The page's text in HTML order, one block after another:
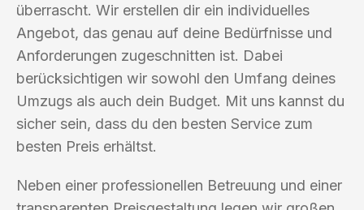
überrascht. Wir erstellen dir ein individuelles
Angebot, das genau auf deine Bedürfnisse und
Anforderungen zugeschnitten ist. Dabei
berücksichtigen wir sowohl den Umfang deines
Umzugs als auch dein Budget. Mit uns kannst du
sicher sein, dass du den besten Service zum
besten Preis erhältst.
Neben einer professionellen Betreuung und einer